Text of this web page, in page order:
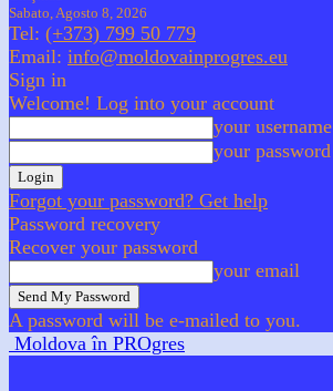
Sabato, Agosto 8, 2026
Tel: (+373) 799 50 779
Email: info@moldovainprogres.eu
Sign in
Welcome! Log into your account
your username
your password
Forgot your password? Get help
Password recovery
Recover your password
your email
A password will be e-mailed to you.
Moldova în PROgres